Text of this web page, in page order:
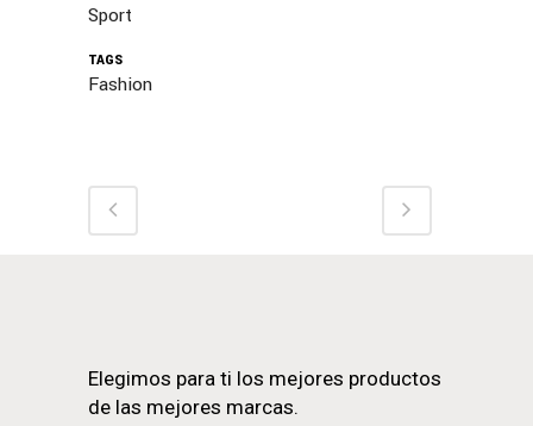
Sport
TAGS
Fashion
Elegimos para ti los mejores productos
de las mejores marcas.